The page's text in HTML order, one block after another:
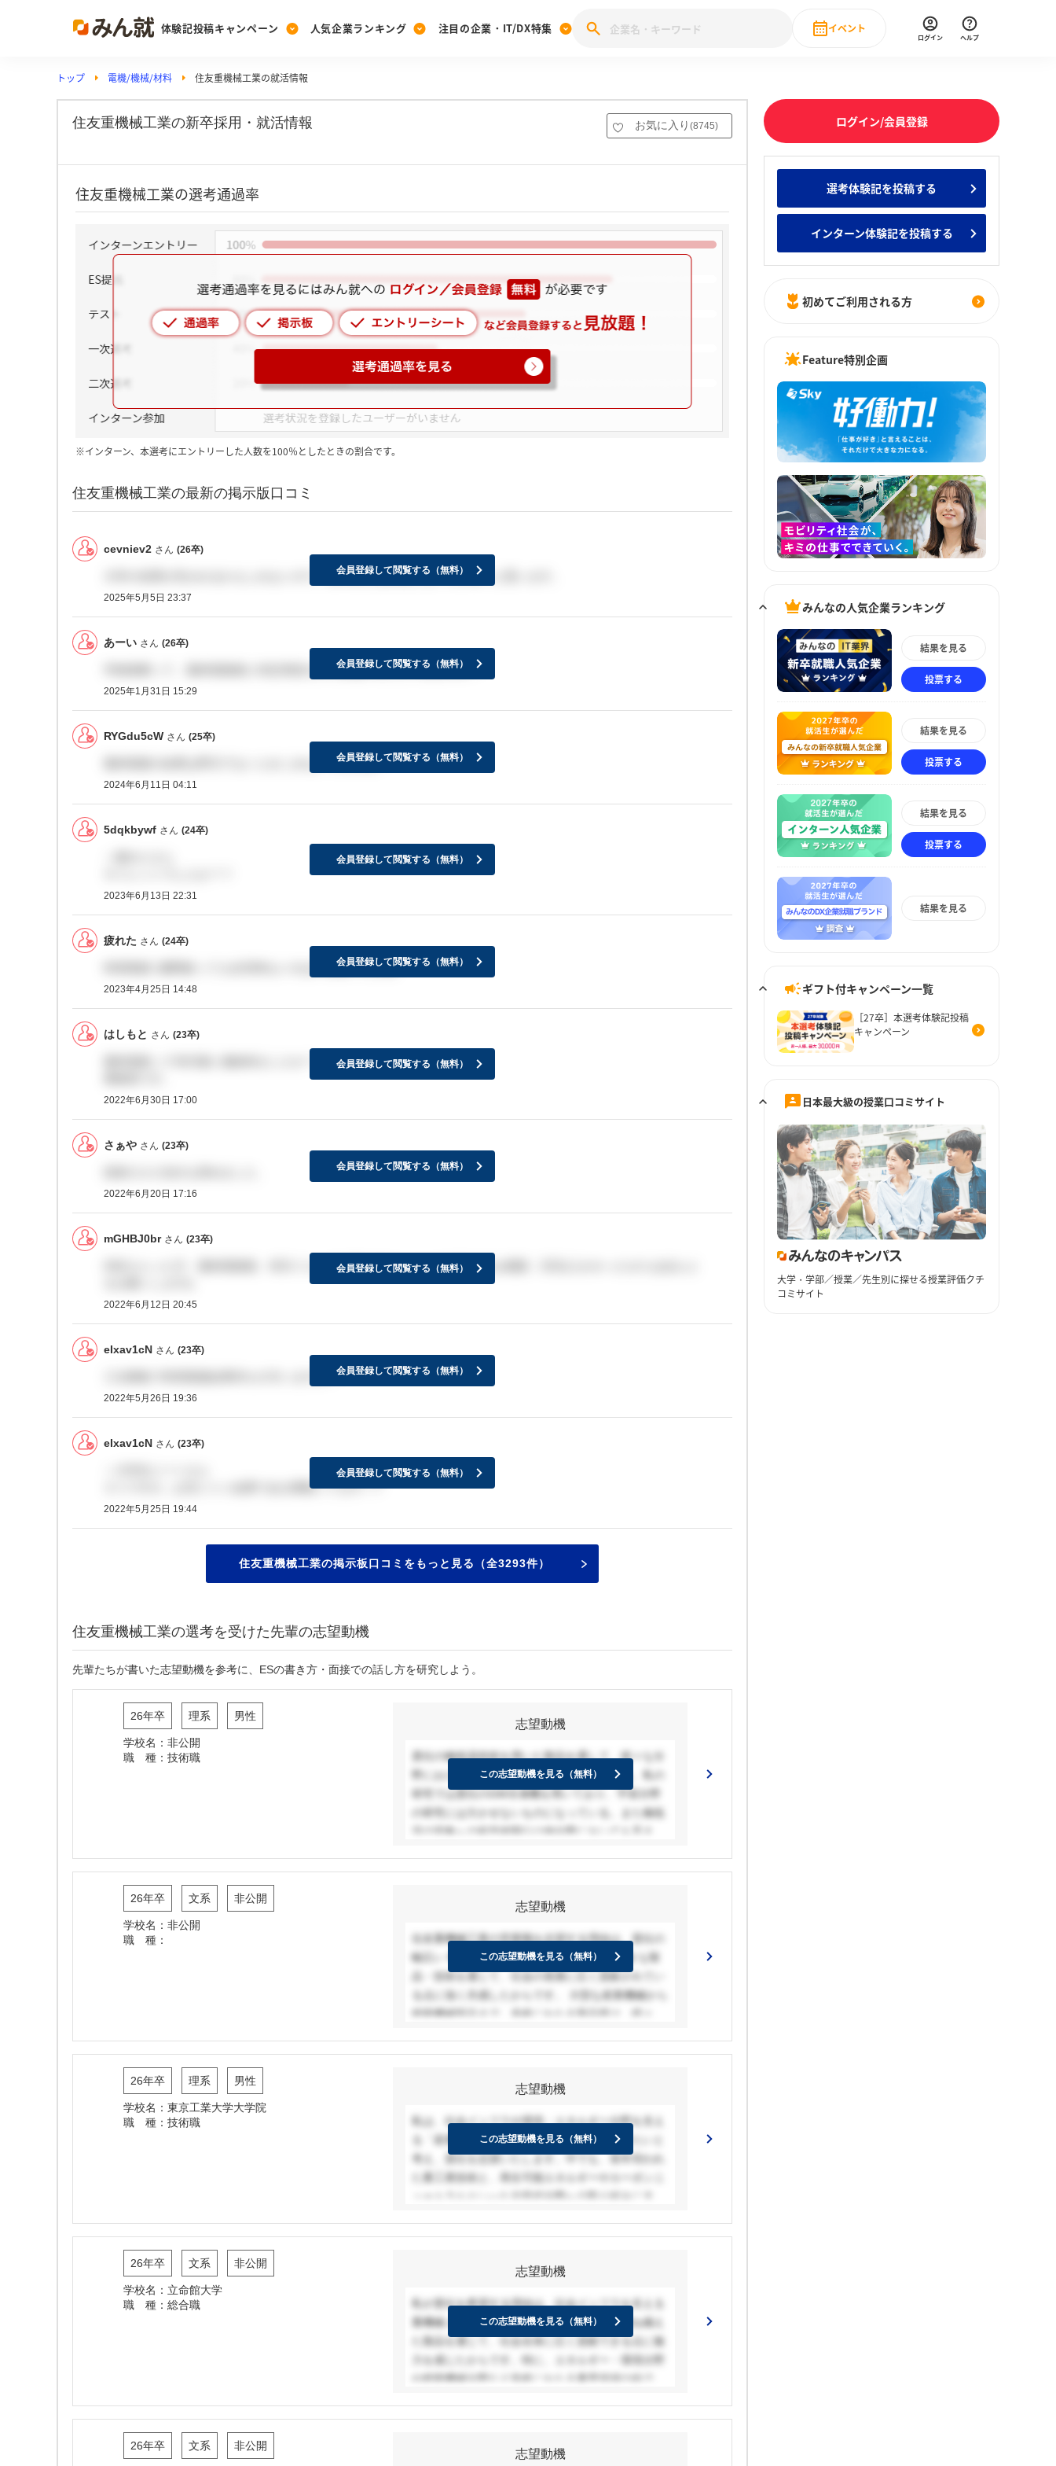
体験記投稿キャンペーン
Post
投稿する
[27卒] 本選考体験記投稿キャンペーン
人気企業ランキング
Ranking
ランキングを見る
投票する
みんなの新卒就職人気企業ランキング みんなのインターン人気企業ランキ
注目の企業・IT/DX特集
PickUp
注目の企業特集
28卒 IT・DX企業特集 27卒 IT・DX企業特集 28卒 IT・DX現場社員インタビュー
動画で知ろう！業界・企業研究
イベント
直近のイベント一覧
ログイン ヘルプ
トップ 電機/機械/材料 住友重機械工業の就活情報
住友重機械工業の新卒採用・就活情報 お気に入り (8745)
住友重機械工業の選考通過率
※インターン、本選考にエントリーした人数を100％としたときの割合です。
住友重機械工業の最新の掲示版口コミ
cevniev2 さん (26卒)
大学の信用が失われるかもしれないので、基本的には辞退しない方が良いと思います。
2025年5月5日 23:37
会員登録して閲覧する（無料）
あーい さん (26卒)
学校推薦って、最終面接後に内定承諾せずに辞退することできますか？
2025年1月31日 15:29
会員登録して閲覧する（無料）
RYGdu5cW さん (25卒)
最終面接の結果は即日でないとみこみないですかね？
2024年6月11日 04:11
会員登録して閲覧する（無料）
5dqkbywf さん (24卒)
2023年6月13日 22:31
会員登録して閲覧する（無料）
疲れた さん (24卒)
幹部面接 1週間経っても合否来ないのは不合格ですよね
2023年4月25日 14:48
会員登録して閲覧する（無料）
はしもと さん (23卒)
2022年6月30日 17:00
会員登録して閲覧する（無料）
さぁや さん (23卒)
2022年6月20日 17:16
会員登録して閲覧する（無料）
mGHBJ0br さん (23卒)
内定もらった方、最終面接後、何日ぐらいで結果が来ましたか？当日の方は感謝、2日以上かかったかたはほんと
2022年6月12日 20:45
会員登録して閲覧する（無料）
eIxav1cN さん (23卒)
三次募集で幹部面接結果待ちの方いますか？
2022年5月26日 19:36
会員登録して閲覧する（無料）
eIxav1cN さん (23卒)
そうですか…お互いいい結果である事願ってます！?
2022年5月25日 19:44
会員登録して閲覧する（無料）
住友重機械工業の掲示板口コミをもっと見る（全3293件）
住友重機械工業の選考を受けた先輩の志望動機
先輩たちが書いた志望動機を参考に、ESの書き方・面接での話し方を研究しよう。
26年卒 理系 男性
学校名：非公開
職 種：技術職
志望動機
貴社の極低温技術を用いた製品を通して、様々な分
野における社会貢献ができると考え志望する。私の
研究では貴社のGM冷凍機を用いており、宇宙分野
の研究には欠かせないものになっている。また極低
温の現象への科学的関心は他分野においても高まっ
いる。貴社の精密機器事業部では医療分野や半導体
最先端技術への応用を行っており、多分野で展開す
ついての基礎知識を学び、いずれは時代のニーズに
合わせ、最先端技術を支える製品を開発する技術者
になりたいと考えている。
この志望動機を見る（無料）
26年卒 文系 非公開
学校名：非公開
職 種：
志望動機
住友重機械工業の営業職を志望する理由は、貴社の
幅広い 事業領域と、それぞれの分野で高機能 な製
品・技術を通じて、社会の発展に広く貢献されてい
る点に強く共感したからです。 大型な産業機械から
精密機械部品まで、多岐にわたる製品群は、様々な
り、営業職として、お客様の課題解決に多様なソリ
す。特に、貴社のグローバル展開は、世界中の産業
ュニケーションスキルや語学力を活かし、グローバ
ルな舞台で活躍したいという強い思いがあります。
お客様との信頼関係を 基礎 とし、 長期的な連携を
築きながら、お客様のビジネス 成長に貢献すること
で、自身の成長と社会への貢献を両立できる営業プ
ロフェッショナルを目指したいと考えています。
この志望動機を見る（無料）
26年卒 理系 男性
学校名：東京工業大学大学院
職 種：技術職
志望動機
私は、社会インフラや環境・エネルギー分野を支え
る「産業の根幹を担うモノづくり」に携わりたいと
考え、貴社を志望いたします。中でも、長年培われ
た重工業技術と、再生可能エネルギーやカーボンニ
ュートラルといった次世代分野への取り組みに大き
し、全固体電池に用いる固体電解質の研究を通じ
ローチを学びました。この力をとおして御社に貢献
この志望動機を見る（無料）
26年卒 文系 非公開
学校名：立命館大学
職 種：総合職
志望動機
私が貴社を希望する理由は、社会インフラを支える
重機械メーカーとして、技術力と信頼性を兼ね備え
た製品を通じて、社会全体に広く貢献できる点に魅
や精密機械分野など多岐にわたる事業領域の中で、
魅力だけでなく、技術部門との連携によって最適な
感じています。私は大学でのゼミ活動やアルバイト
この志望動機を見る（無料）
26年卒 文系 非公開
志望動機
ログイン/会員登録
選考体験記を投稿する
インターン体験記を投稿する
初めてご利用される方
Feature特別企画
みんなの人気企業ランキング
結果を見る
投票する
結果を見る
投票する
結果を見る
投票する
結果を見る
ギフト付キャンペーン一覧
［27卒］本選考体験記投稿
キャンペーン
日本最大級の授業口コミサイト
大学・学部／授業／先生別に探せる授業評価クチ
コミサイト